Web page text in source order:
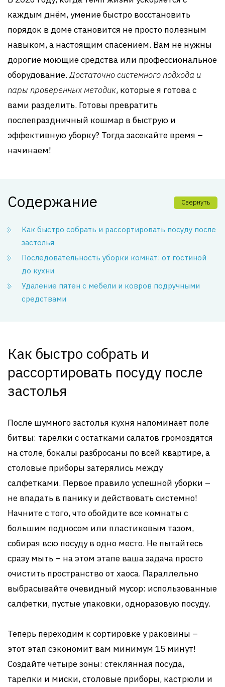
каждым днём, умение быстро восстановить
порядок в доме становится не просто полезным
навыком, а настоящим спасением. Вам не нужны
дорогие моющие средства или профессиональное
оборудование.Достаточно системного подхода и
пары проверенных методик, которые я готова с
вами разделить. Готовы превратить
послепраздничный кошмар в быструю и
эффективную уборку? Тогда засекайте время –
начинаем!
Содержание Свернуть
Как быстро собрать и рассортировать посуду после
застолья
Последовательность уборки комнат: от гостиной
до кухни
Удаление пятен с мебели и ковров подручными
средствами
Как быстро собрать и
рассортировать посуду после
застолья
После шумного застолья кухня напоминает поле
битвы: тарелки с остатками салатов громоздятся
на столе, бокалы разбросаны по всей квартире, а
столовые приборы затерялись между
салфетками. Первое правило успешной уборки –
не впадать в панику и действовать системно!
Начните с того, что обойдите все комнаты с
большим подносом или пластиковым тазом,
собирая всю посуду в одно место. Не пытайтесь
сразу мыть – на этом этапе ваша задача просто
очистить пространство от хаоса. Параллельно
выбрасывайте очевидный мусор: использованные
салфетки, пустые упаковки, одноразовую посуду.
Теперь переходим к сортировке у раковины –
этот этап сэкономит вам минимум 15 минут!
Создайте четыре зоны: стеклянная посуда,
тарелки и миски, столовые приборы, кастрюли и